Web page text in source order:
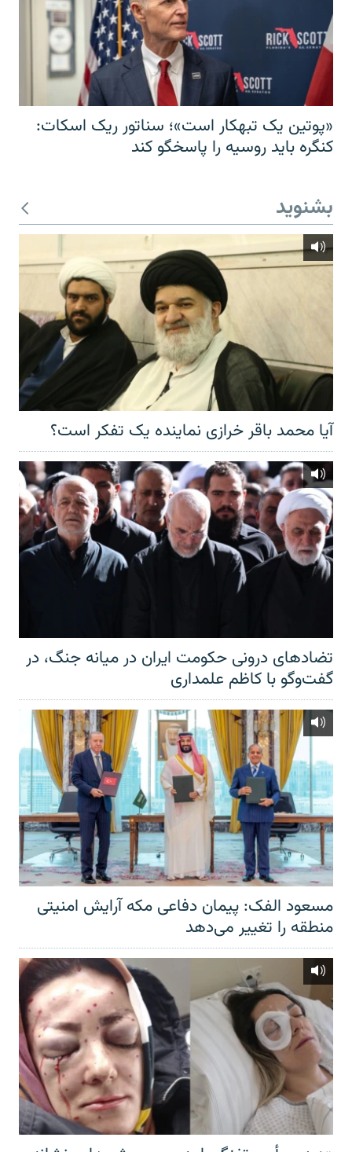
«پوتین یک تبهکار است»؛ سناتور ریک اسکات:
کنگره باید روسیه را پاسخگو کند
بشنوید
آیا محمد باقر خرازی نماینده یک تفکر است؟
تضادهای درونی حکومت ایران در میانه جنگ، در
گفت‌‌وگو با کاظم علمداری
مسعود الفک: پیمان دفاعی مکه آرایش امنیتی
منطقه را تغییر می‌دهد